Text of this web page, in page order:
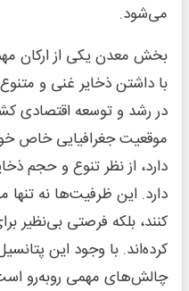
می‌شود.
بخش معدن یکی از ارکان
با داشتن ذخایر غنی و
در رشد و توسعه اقتصادی
موقعیت جغرافیایی خاص
دارد، از نظر تنوع و حجم
دارد. این ظرفیت‌ها نه تنها
کنند، بلکه فرصتی بی‌نظیر
کرده‌اند. با وجود این
چالش‌های مهمی روبه‌رو است